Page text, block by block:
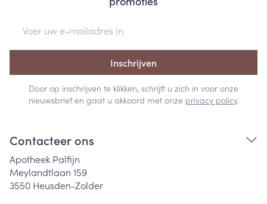
Inschrijven
Door op inschrijven te klikken, schrijft u zich in voor onze
nieuwsbrief en gaat u akkoord met onze privacy policy.
Contacteer ons
Apotheek Palfijn
Meylandtlaan 159
3550 Heusden-Zolder